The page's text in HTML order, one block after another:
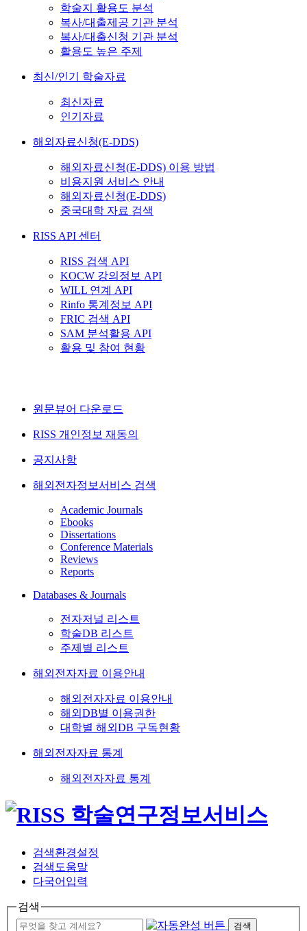
학술지 활용도 분석
복사/대출제공 기관 분석
복사/대출신청 기관 분석
활용도 높은 주제
최신/인기 학술자료
최신자료
인기자료
해외자료신청(E-DDS)
해외자료신청(E-DDS) 이용 방법
비용지원 서비스 안내
해외자료신청(E-DDS)
중국대학 자료 검색
RISS API 센터
RISS 검색 API
KOCW 강의정보 API
WILL 연계 API
Rinfo 통계정보 API
FRIC 검색 API
SAM 분석활용 API
활용 및 참여 현황
원문뷰어 다운로드
RISS 개인정보 재동의
공지사항
해외전자정보서비스 검색
Academic Journals
Ebooks
Dissertations
Conference Materials
Reviews
Reports
Databases & Journals
전자저널 리스트
학술DB 리스트
주제별 리스트
해외전자자료 이용안내
해외전자자료 이용안내
해외DB별 이용권한
대학별 해외DB 구독현황
해외전자자료 통계
해외전자자료 통계
검색환경설정
검색도움말
다국어입력
검색
검색